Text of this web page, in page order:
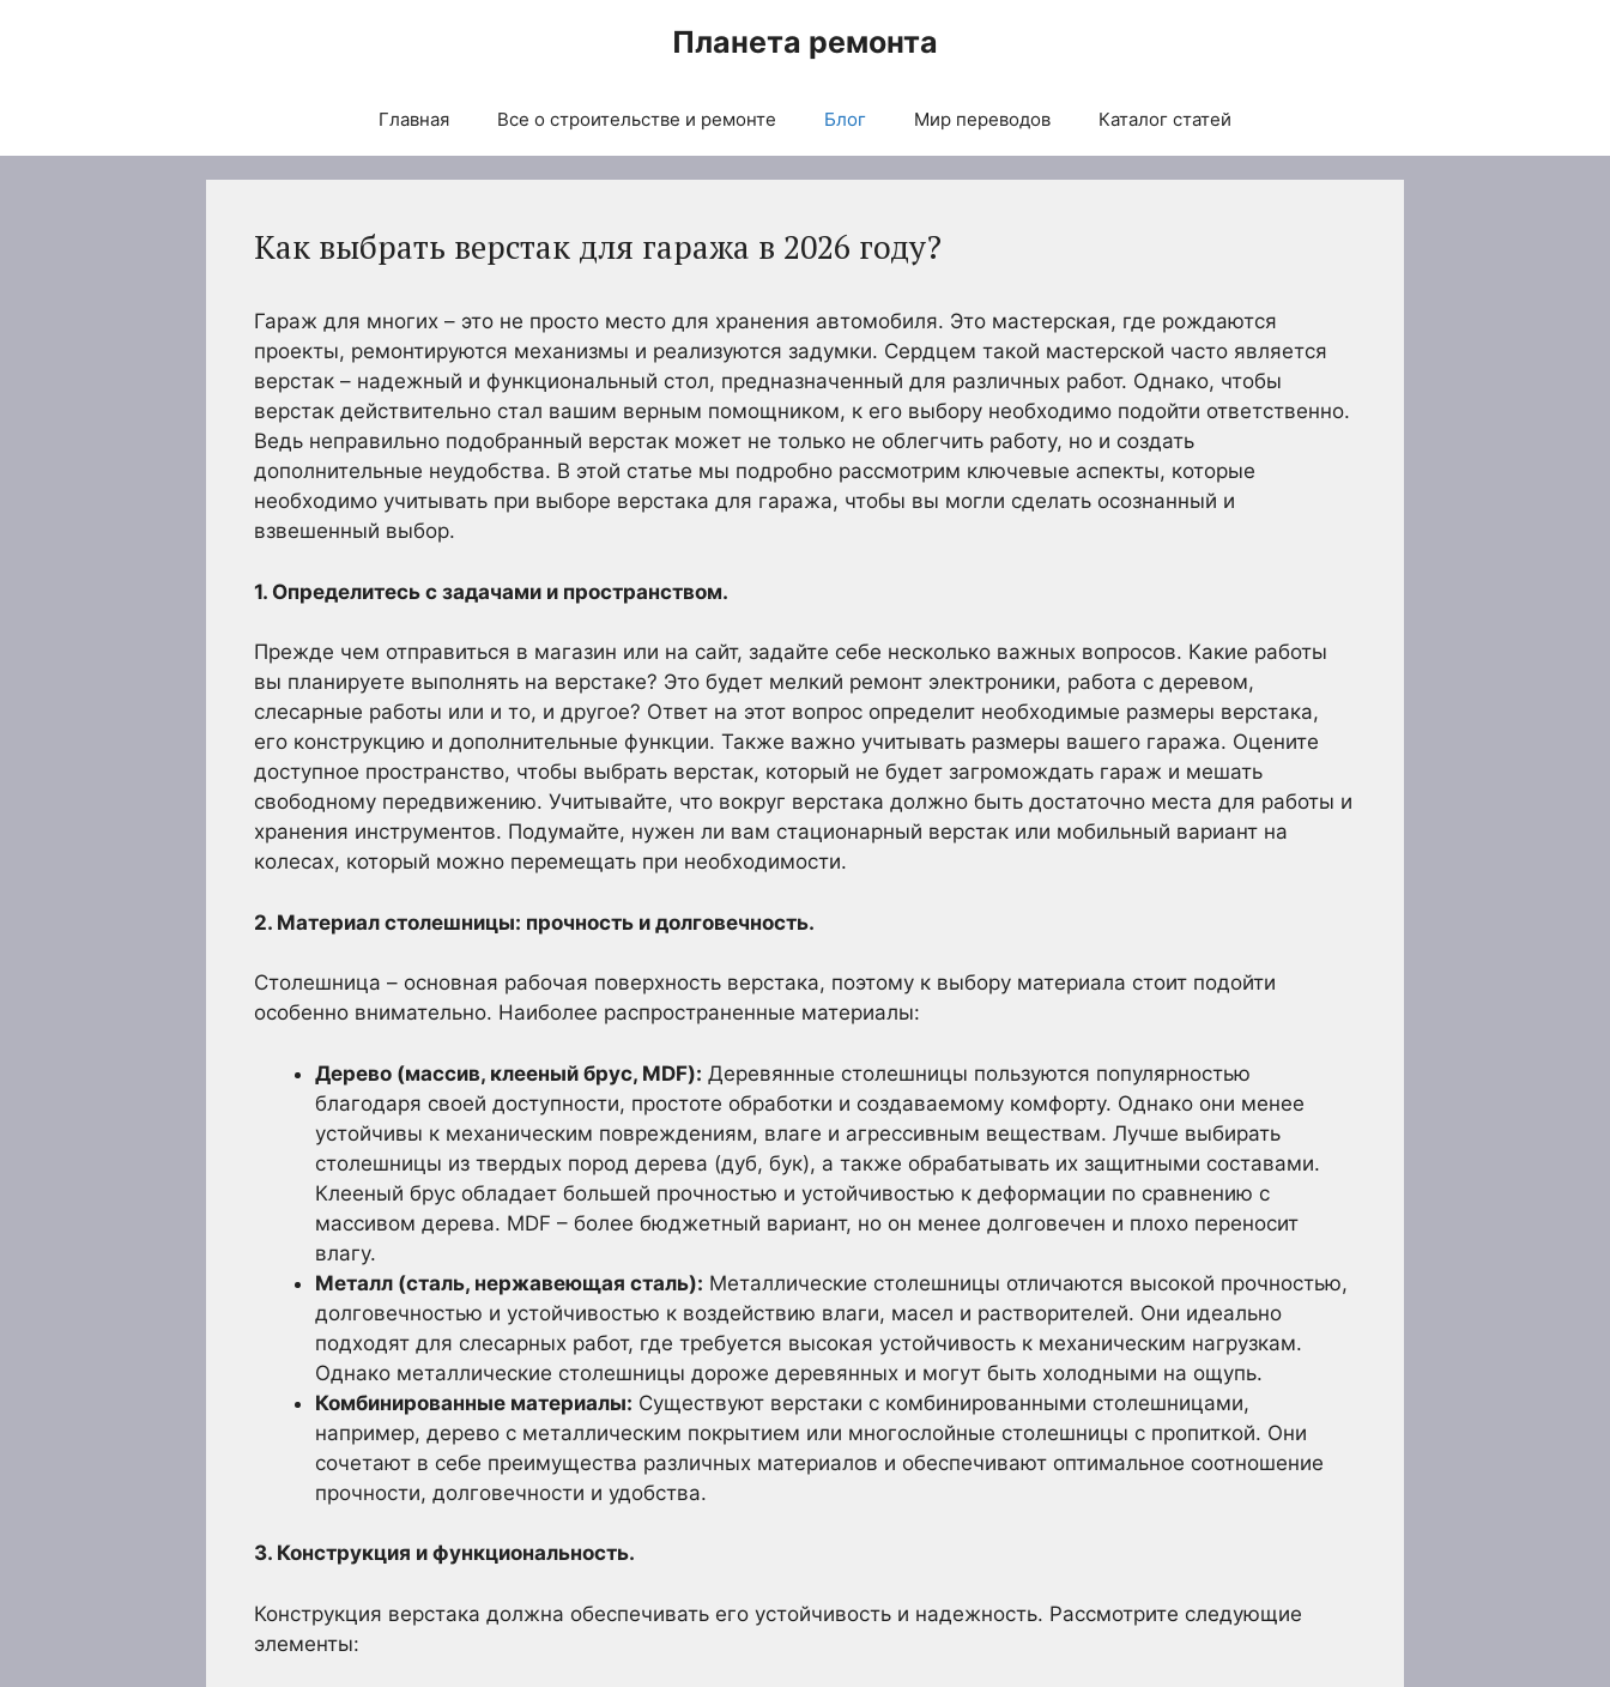
Планета ремонта
Главная Все о строительстве и ремонте Блог Мир переводов Каталог статей
Как выбрать верстак для гаража в 2026 году?
Гараж для многих – это не просто место для хранения автомобиля. Это мастерская, где рождаются
проекты, ремонтируются механизмы и реализуются задумки. Сердцем такой мастерской часто является
верстак – надежный и функциональный стол, предназначенный для различных работ. Однако, чтобы
верстак действительно стал вашим верным помощником, к его выбору необходимо подойти ответственно.
Ведь неправильно подобранный верстак может не только не облегчить работу, но и создать
дополнительные неудобства. В этой статье мы подробно рассмотрим ключевые аспекты, которые
необходимо учитывать при выборе верстака для гаража, чтобы вы могли сделать осознанный и
взвешенный выбор.
1. Определитесь с задачами и пространством.
Прежде чем отправиться в магазин или на сайт, задайте себе несколько важных вопросов. Какие работы
вы планируете выполнять на верстаке? Это будет мелкий ремонт электроники, работа с деревом,
слесарные работы или и то, и другое? Ответ на этот вопрос определит необходимые размеры верстака,
его конструкцию и дополнительные функции. Также важно учитывать размеры вашего гаража. Оцените
доступное пространство, чтобы выбрать верстак, который не будет загромождать гараж и мешать
свободному передвижению. Учитывайте, что вокруг верстака должно быть достаточно места для работы и
хранения инструментов. Подумайте, нужен ли вам стационарный верстак или мобильный вариант на
колесах, который можно перемещать при необходимости.
2. Материал столешницы: прочность и долговечность.
Столешница – основная рабочая поверхность верстака, поэтому к выбору материала стоит подойти
особенно внимательно. Наиболее распространенные материалы:
Дерево (массив, клееный брус, MDF): Деревянные столешницы пользуются популярностью
благодаря своей доступности, простоте обработки и создаваемому комфорту. Однако они менее
устойчивы к механическим повреждениям, влаге и агрессивным веществам. Лучше выбирать
столешницы из твердых пород дерева (дуб, бук), а также обрабатывать их защитными составами.
Клееный брус обладает большей прочностью и устойчивостью к деформации по сравнению с
массивом дерева. MDF – более бюджетный вариант, но он менее долговечен и плохо переносит
влагу.
Металл (сталь, нержавеющая сталь): Металлические столешницы отличаются высокой прочностью,
долговечностью и устойчивостью к воздействию влаги, масел и растворителей. Они идеально
подходят для слесарных работ, где требуется высокая устойчивость к механическим нагрузкам.
Однако металлические столешницы дороже деревянных и могут быть холодными на ощупь.
Комбинированные материалы: Существуют верстаки с комбинированными столешницами,
например, дерево с металлическим покрытием или многослойные столешницы с пропиткой. Они
сочетают в себе преимущества различных материалов и обеспечивают оптимальное соотношение
прочности, долговечности и удобства.
3. Конструкция и функциональность.
Конструкция верстака должна обеспечивать его устойчивость и надежность. Рассмотрите следующие
элементы: